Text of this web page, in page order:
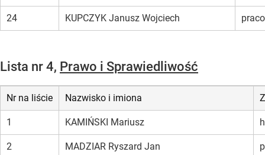
24 KUPCZYK Janusz Wojciech
Lista nr 4, Prawo i Sprawiedliwość
Nr na liście Nazwisko i imiona
1 KAMIŃSKI Mariusz
2 MADZIAR Ryszard Jan